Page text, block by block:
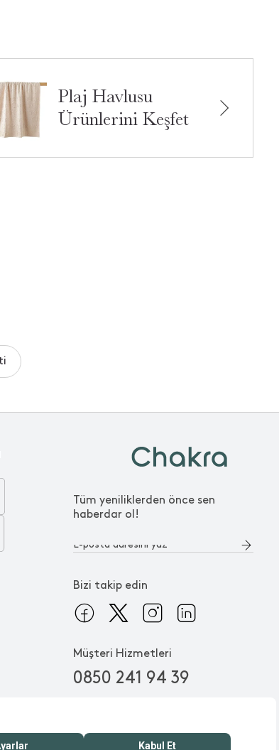
Plaj Havlusu
Ürünlerini Keşfet
Tüm yeniliklerden önce sen
haberdar ol!
Bizi takip edin
Müşteri Hizmetleri
0850 241 94 39